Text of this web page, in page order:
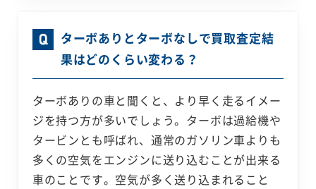
ターボありとターボなしで買取査定結
果はどのくらい変わる？
ターボありの車と聞くと、より早く走るイメー
ジを持つ方が多いでしょう。ターボは過給機や
タービンとも呼ばれ、通常のガソリン車よりも
多くの空気をエンジンに送り込むことが出来る
車のことです。空気が多く送り込まれること